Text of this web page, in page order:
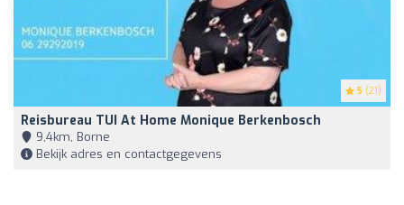
5 (21)
Reisbureau TUI At Home Monique Berkenbosch
9,4km, Borne
Bekijk adres en contactgegevens